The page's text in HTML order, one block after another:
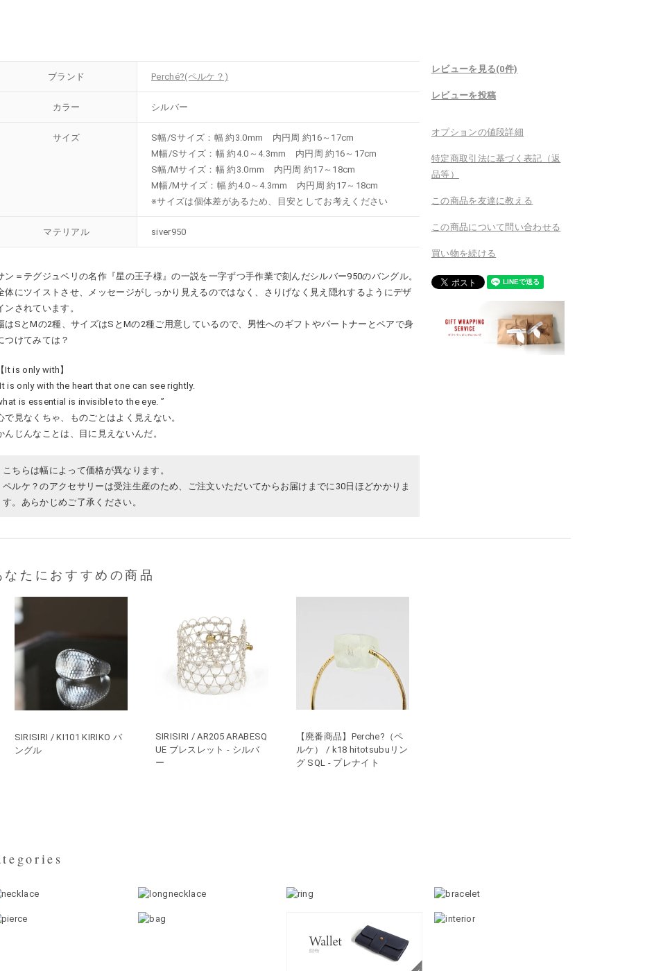
ブランド Perché?(ペルケ？)
カラー シルバー
サイズ
S幅/Sサイズ：幅 約3.0mm 内円周 約16～17cm
M幅/Sサイズ：幅 約4.0～4.3mm 内円周 約16～17cm
S幅/Mサイズ：幅 約3.0mm 内円周 約17～18cm
M幅/Mサイズ：幅 約4.0～4.3mm 内円周 約17～18cm
※サイズは個体差があるため、目安としてお考えください
マテリアル siver950
ン＝テグジュペリの名作『星の王子様』の一説を一字ずつ手作業で刻んだシルバー950のバングル。
体にツイストさせ、メッセージがしっかり見えるのではなく、さりげなく見え隠れするようにデザ
ンされています。
はSとMの2種、サイズはSとMの2種ご用意しているので、男性へのギフトやパートナーとペアで身
つけてみては？
【It is only with】
is only with the heart that one can see rightly.
is essential is invisible to the eye. ”
で見なくちゃ、ものごとはよく見えない。
んじんなことは、目に見えないんだ。
こちらは幅によって価格が異なります。
ペルケ？のアクセサリーは受注生産のため、ご注文いただいてからお届けまでに30日ほどかかりま
す。あらかじめご了承ください。
レビューを見る(0件)
レビューを投稿
オプションの値段詳細
特定商取引法に基づく表記（返
品等）
この商品を友達に教える
この商品について問い合わせる
買い物を続ける
なたにおすすめの商品
SIRISIRI / KI101 KIRIKO バ
ングル
SIRISIRI / AR205 ARABESQ
UE ブレスレット - シルバ
ー
【廃番商品】Perche?（ペ
ルケ） / k18 hitotsubuリン
グ SQL - プレナイト